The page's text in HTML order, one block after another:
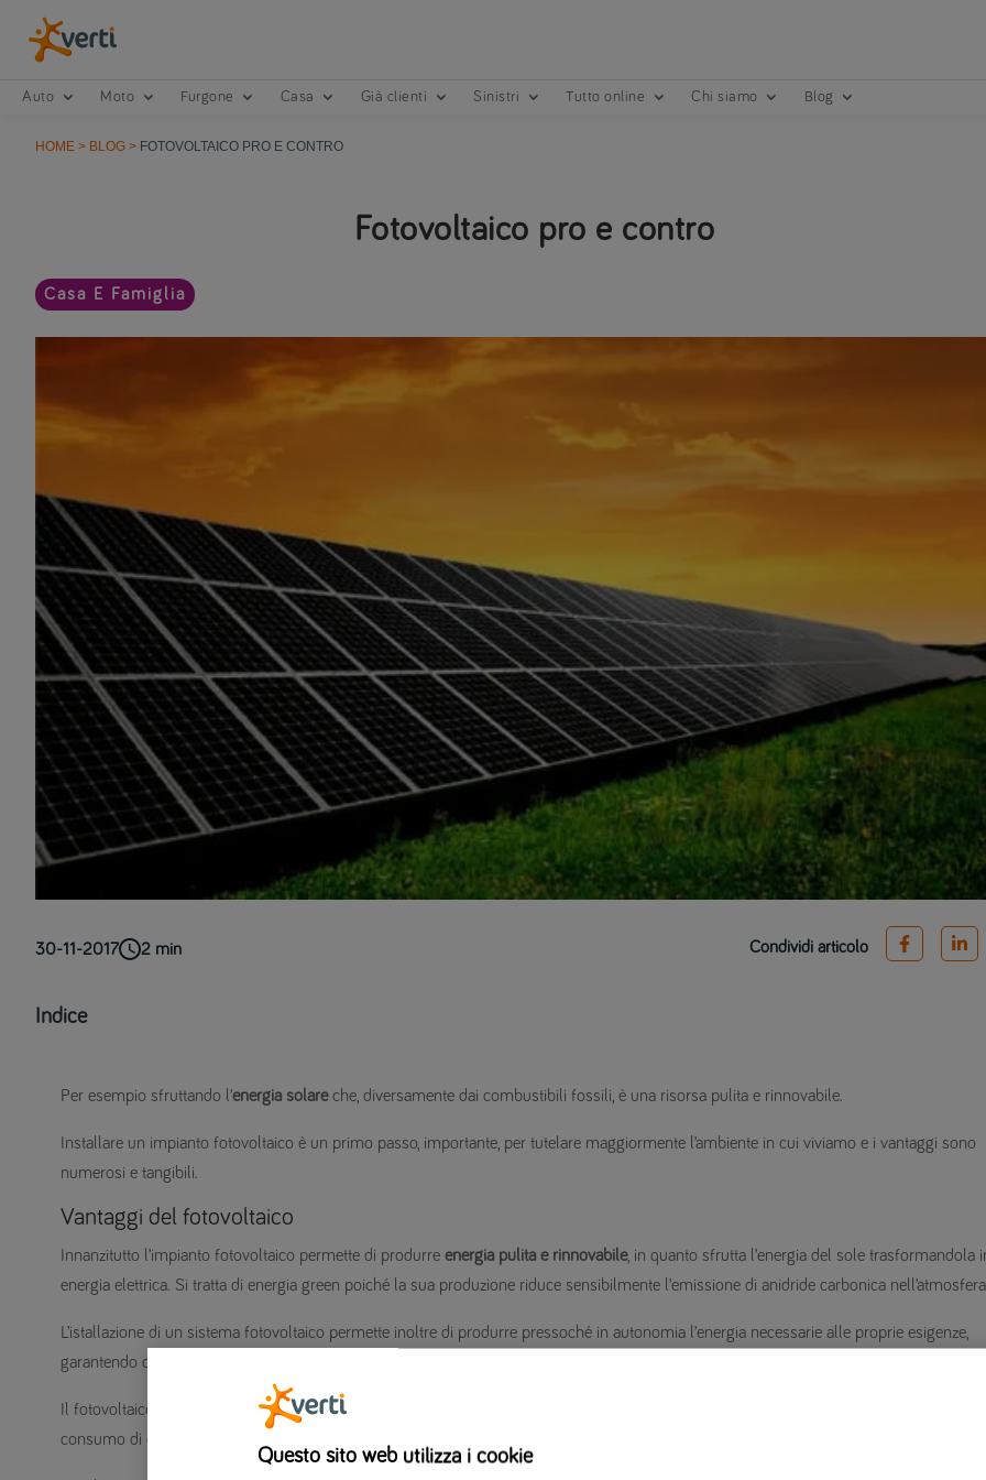
Auto Moto Furgone Casa Già clienti Sinistri Tutto online Chi siamo Blog
HOME > BLOG > FOTOVOLTAICO PRO E CONTRO
Fotovoltaico pro e contro
Casa E Famiglia
30-11-2017 2 min Condividi articolo
Indice
Per esempio sfruttando l’energia solareche, diversamente dai combustibili fossili, è una risorsa pulita e rinnovabile.
Installare un impianto fotovoltaico è un primo passo, importante, per tutelare maggiormente l’ambiente in cui viviamo e i vantaggi sono
numerosi e tangibili.
Vantaggi del fotovoltaico
Innanzitutto l’impianto fotovoltaico permette di produrre energia pulita e rinnovabile, in quanto sfrutta l’energia del sole trasformandola
energia elettrica. Si tratta di energia green poiché la sua produzione riduce sensibilmente l’emissione di anidride carbonica
L’istallazione di un sistema fotovoltaico permette inoltre di produrre pressoché in autonomia l’energia necessarie alle proprie esigenze,
garantendo di fatto l’
Il fotovoltaico fa bene all’ambiente, ma anche al portafoglio perché, malgrado un investimento importante, consente di abbattere il
consumo di energia a pagamento riducendo drasticamente i costi sulla bolletta.
Questo sito web utilizza i cookie